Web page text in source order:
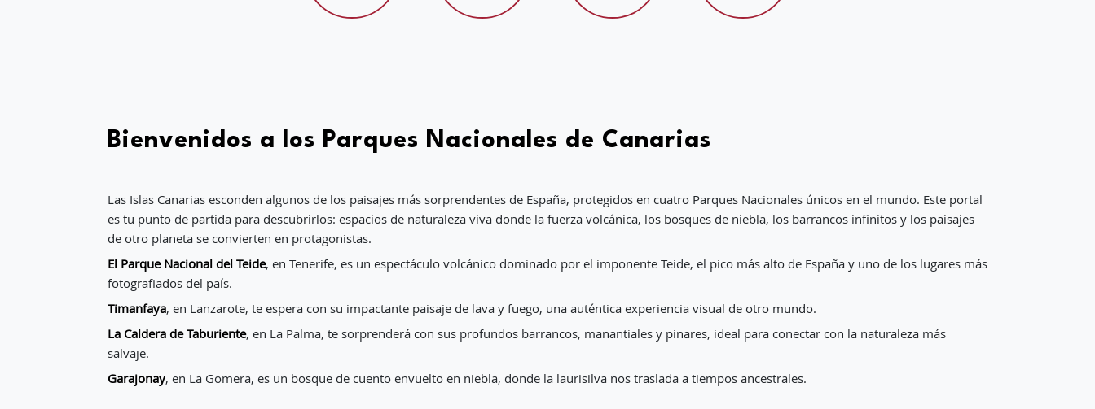
Bienvenidos a los Parques Nacionales de Canarias
Las Islas Canarias esconden algunos de los paisajes más sorprendentes de España, protegidos en cuatro Parques Nacionales únicos en el mundo. Este portal
es tu punto de partida para descubrirlos: espacios de naturaleza viva donde la fuerza volcánica, los bosques de niebla, los barrancos infinitos y los paisajes
de otro planeta se convierten en protagonistas.
El Parque Nacional del Teide, en Tenerife, es un espectáculo volcánico dominado por el imponente Teide, el pico más alto de España y uno de los lugares más
fotografiados del país.
Timanfaya, en Lanzarote, te espera con su impactante paisaje de lava y fuego, una auténtica experiencia visual de otro mundo.
La Caldera de Taburiente, en La Palma, te sorprenderá con sus profundos barrancos, manantiales y pinares, ideal para conectar con la naturaleza más
salvaje.
Garajonay, en La Gomera, es un bosque de cuento envuelto en niebla, donde la laurisilva nos traslada a tiempos ancestrales.